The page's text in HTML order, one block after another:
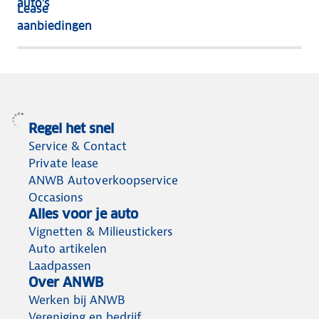
Lease
aanbiedingen
het
meeste
auto's
Regel het snel
Service & Contact
Private lease
ANWB Autoverkoopservice
Occasions
Alles voor je auto
Vignetten & Milieustickers
Auto artikelen
Laadpassen
Over ANWB
Werken bij ANWB